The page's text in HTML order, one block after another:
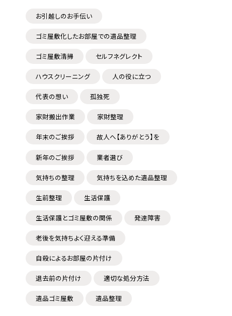
お引越しのお手伝い
ゴミ屋敷化したお部屋での遺品整理
ゴミ屋敷清掃 セルフネグレクト
ハウスクリーニング 人の役に立つ
代表の想い 孤独死
家財搬出作業 家財整理
年末のご挨拶 故人へ【ありがとう】を
新年のご挨拶 業者選び
気持ちの整理 気持ちを込めた遺品整理
生前整理 生活保護
生活保護とゴミ屋敷の関係 発達障害
老後を気持ちよく迎える準備
自殺によるお部屋の片付け
退去前の片付け 適切な処分方法
遺品ゴミ屋敷 遺品整理